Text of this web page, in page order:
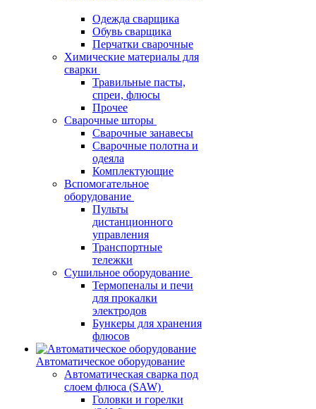
Одежда сварщика
Обувь сварщика
Перчатки сварочные
Химические материалы для
сварки
Травильные пасты,
спреи, флюсы
Прочее
Сварочные шторы
Сварочные занавесы
Сварочные полотна и
одеяла
Комплектующие
Вспомогательное
оборудование
Пульты
дистанционного
управления
Транспортные
тележки
Сушильное оборудование
Термопеналы и печи
для прокалки
электродов
Бункеры для хранения
флюсов
Автоматическое оборудование
Автоматическая сварка под
слоем флюса (SAW)
Головки и горелки